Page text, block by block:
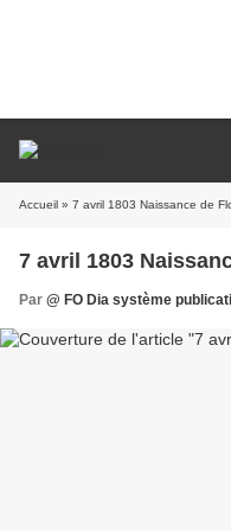
Accueil » 7 avril 1803 Naissance de
7 avril 1803
Par @ FO Dia système